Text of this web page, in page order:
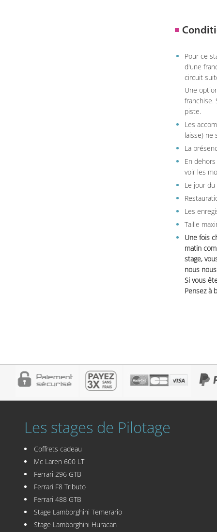
Pour ce
d'une
circuit
Une
franchise.
piste.
Les
laisse) ne
La
En
voir les
Le jour
Les
Taille
Une fois
matin
stage,
nous
Si vous
Pensez à
Les stages de Pilotage
Coffrets cadeau
Mc Laren 600 LT
Ferrari 296 GTB
Ferrari F8 Tributo
Ferrari 488 GTB
Stage Lamborghini Temerario
Stage Lamborghini Huracan